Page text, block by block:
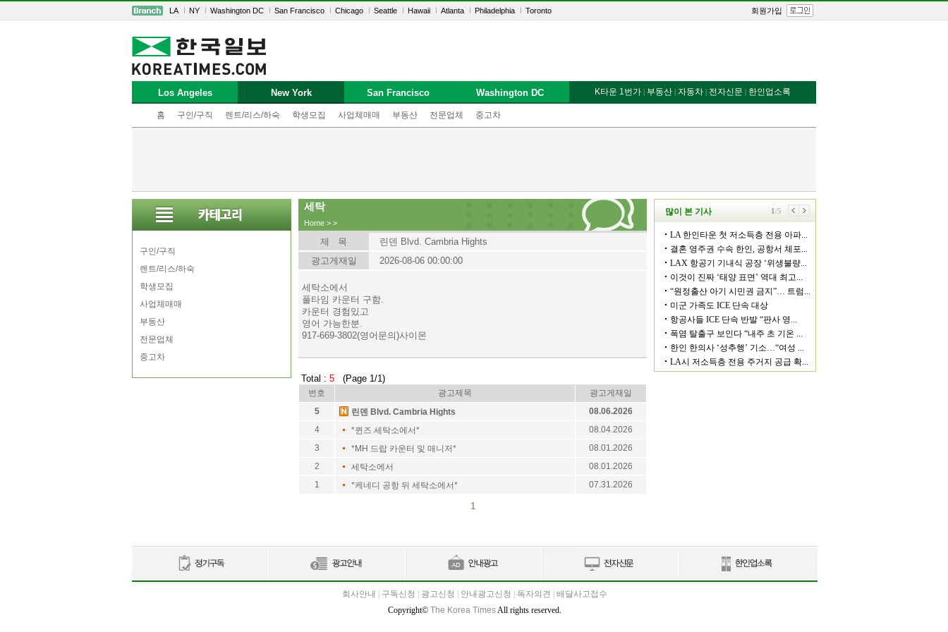
LA NY Washington DC San Francisco Chicago Seattle Hawaii Atlanta Philadelphia Toronto 회원가입
Los Angeles New York
홈 구인/구직 렌트/리스/하숙 학생모집 사업체매매 부동산 전문업체 중고차
San Francisco Washington DC K타운 1번가 | 부동산 | 자동차 | 전자신문 | 한인업소록
구인/구직
렌트/리스/하숙
학생모집
사업체매매
부동산
전문업체
중고차
세탁
Home > >
제 목
린덴 Blvd. Cambria Hights
광고게재일
2026-08-06 00:00:00
세탁소에서
풀타임 카운터 구함.
카운터 경험있고
영어 가능한분.
917-669-3802(영어문의)사이몬
Total : 5 (Page 1/1)
번호 광고제목
광고게재일
5
린덴 Blvd. Cambria Hights
08.06.2026
4
*퀸즈 세탁소에서*
08.04.2026
3
*MH 드랍 카운터 및 매니저*
08.01.2026
2
세탁소에서
08.01.2026
1
*케네디 공항 뒤 세탁소에서* 07.31.2026
1
회사안내 구독신청 광고신청 안내광고신청 독자의견
배달사고접수
Copyright© The Korea TimesAll rights reserved.